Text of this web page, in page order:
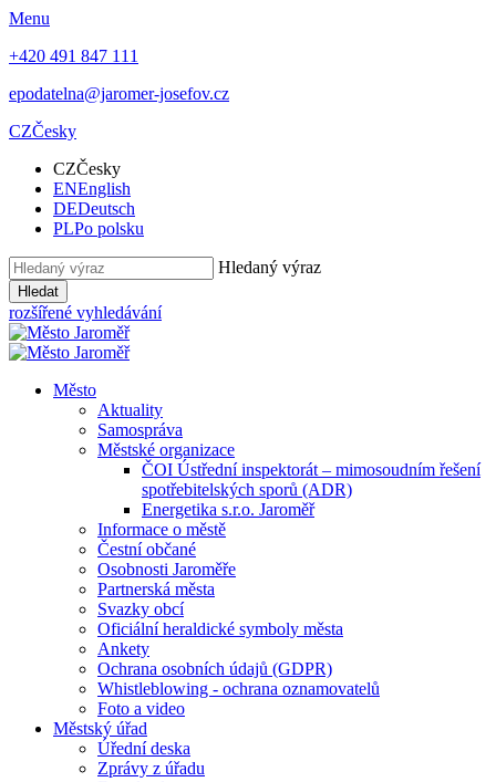
Menu
+420 491 847 111
epodatelna@jaromer-josefov.cz
CZČesky
CZČesky
ENEnglish
DEDeutsch
PLPo polsku
Hledaný výraz
Hledat
rozšířené vyhledávání
Město
Aktuality
Samospráva
Městské organizace
ČOI Ústřední inspektorát – mimosoudním řešení
spotřebitelských sporů (ADR)
Energetika s.r.o. Jaroměř
Informace o městě
Čestní občané
Osobnosti Jaroměře
Partnerská města
Svazky obcí
Oficiální heraldické symboly města
Ankety
Ochrana osobních údajů (GDPR)
Whistleblowing - ochrana oznamovatelů
Foto a video
Městský úřad
Úřední deska
Zprávy z úřadu